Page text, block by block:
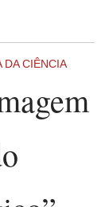
DA CIÊNCIA